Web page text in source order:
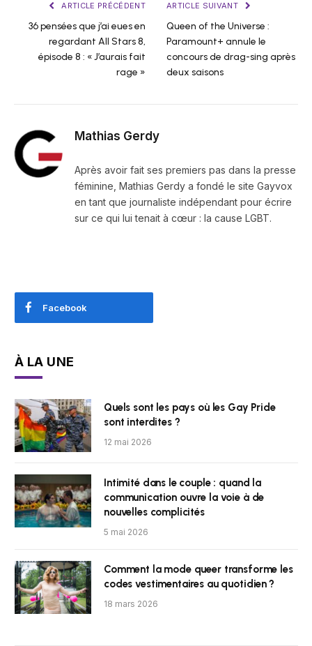
ARTICLE PRÉCÉDENT
36 pensées que j’ai eues en
regardant All Stars 8,
épisode 8 : « J’aurais fait
rage »
ARTICLE SUIVANT
Queen of the Universe :
Paramount+ annule le
concours de drag-sing après
deux saisons
Mathias Gerdy
Après avoir fait ses premiers pas dans la presse
féminine, Mathias Gerdy a fondé le site Gayvox
en tant que journaliste indépendant pour écrire
sur ce qui lui tenait à cœur : la cause LGBT.
Facebook
À LA UNE
Quels sont les pays où les Gay Pride
sont interdites ?
12 mai 2026
Intimité dans le couple : quand la
communication ouvre la voie à de
nouvelles complicités
5 mai 2026
Comment la mode queer transforme les
codes vestimentaires au quotidien ?
18 mars 2026